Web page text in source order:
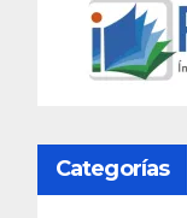
Categorías